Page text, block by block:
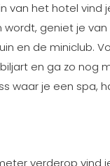
van het hotel vind
wordt, geniet je
en de miniclub.
en ga zo nog
waar je een spa,
verderop vind